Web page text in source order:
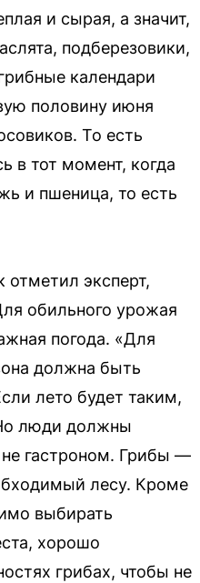
и сырая, а значит,
подберезовики,
календари
половину июня
То есть
в тот момент, когда
и пшеница, то есть
отметил эксперт,
обильного урожая
погода. «Для
должна быть
лето будет таким,
люди должны
гастроном. Грибы —
лесу. Кроме
выбирать
хорошо
грибах, чтобы не